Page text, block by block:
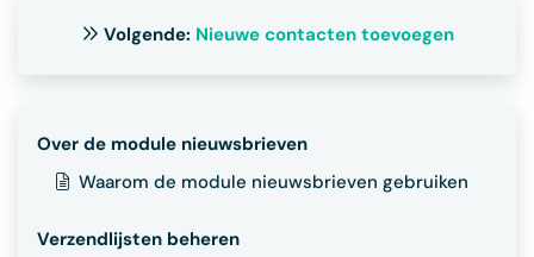
Volgende: Nieuwe contacten toevoegen
Over de module nieuwsbrieven
Waarom de module nieuwsbrieven gebruiken
Verzendlijsten beheren